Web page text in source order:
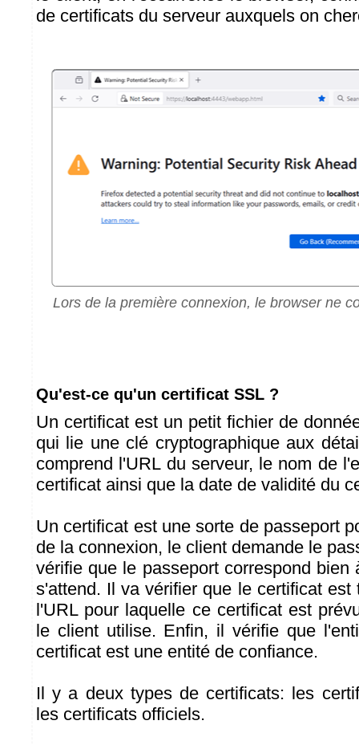
de certificats du serveur auxquels on
Lors de la première connexion, le browser ne
Qu'est-ce qu'un certificat SSL ?
Un certificat est un petit fichier de
qui lie une clé cryptographique aux
comprend l'URL du serveur, le nom de
certificat ainsi que la date de validité du
Un certificat est une sorte de passeport
de la connexion, le client demande le
vérifie que le passeport correspond
s'attend. Il va vérifier que le certificat est
l'URL pour laquelle ce certificat est
le client utilise. Enfin, il vérifie que
certificat est une entité de confiance.
Il y a deux types de certificats: les
les certificats officiels.